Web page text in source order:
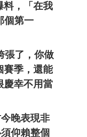
料，「在我
個第一
張了，你做
賽季，還能
慶幸不用當
晚表現非
仰賴整個